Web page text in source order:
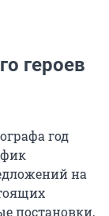
героев
год
на
постановки,